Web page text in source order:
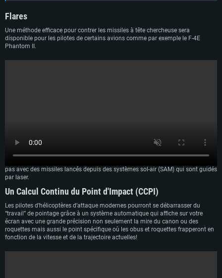
Flares
Une méthode efficace pour contrer les missiles à tête chercheuse sera
disponible pour les pilotes de certains avions comme par exemple le F-4E
Phantom II.
Lancer des leurres permettra de diriger la plupart des missiles air-air dans la
pas avec des missiles lancés depuis des systèmes sol-air (SAM) qui sont guidés
par laser.
Un Calcul Continu du Point d'Impact (CCPI)
Les pilotes d’hélicoptères d’attaque modernes pourront se débarrasser du
“travail” de pointage grâce à un système automatique qui affiche sur votre
écran avec une grande précision non seulement la mire du canon ou des
roquettes mais aussi le point spécifique où les obus et roquettes frapperont en
fonction de la vitesse et de la trajectoire actuelles!